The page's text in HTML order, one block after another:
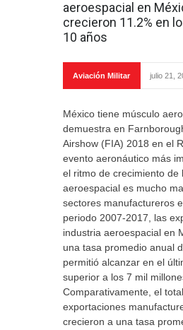
aeroespacial en
crecieron 11.2% en
10 años
Aviación Militar julio 21,
México tiene músculo
demuestra en
Airshow (FIA) 2018 en el
evento aeronáutico más
el ritmo de crecimiento de
aeroespacial es mucho
sectores manufactureros
periodo 2007-2017, las
industria aeroespacial en
una tasa promedio anual
permitió alcanzar en el
superior a los 7 mil
Comparativamente, el
exportaciones
crecieron a una tasa